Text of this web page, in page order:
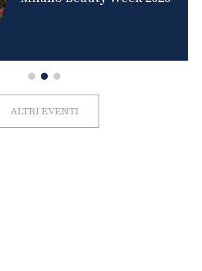
ALTRI EVENTI